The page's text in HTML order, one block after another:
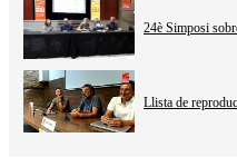
24è Simposi
Llista de